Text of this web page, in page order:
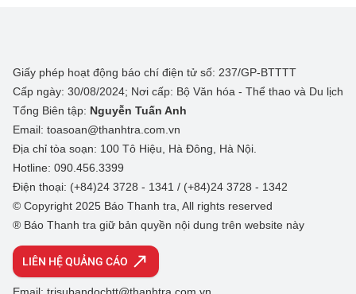
Giấy phép hoạt động báo chí điện tử số: 237/GP-BTTTT
Cấp ngày: 30/08/2024; Nơi cấp: Bộ Văn hóa - Thể thao và Du lịch
Tổng Biên tập: Nguyễn Tuấn Anh
Email: toasoan@thanhtra.com.vn
Địa chỉ tòa soạn: 100 Tô Hiệu, Hà Đông, Hà Nội.
Hotline: 090.456.3399
Điện thoại: (+84)24 3728 - 1341 / (+84)24 3728 - 1342
© Copyright 2025 Báo Thanh tra, All rights reserved
® Báo Thanh tra giữ bản quyền nội dung trên website này
LIÊN HỆ QUẢNG CÁO